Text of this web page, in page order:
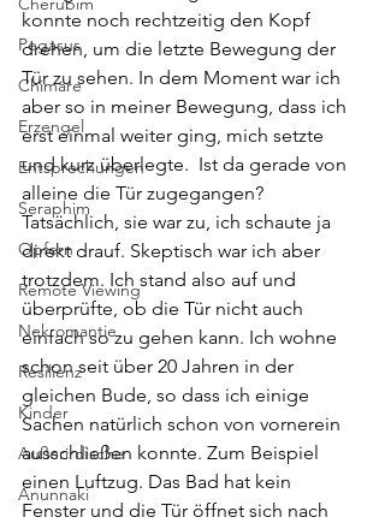
Pegasus
Chimäre
Erzengel
Entsprechungen
Seraphim
Opfern
Remote Viewing
Nekromantie
Resilienz
Kinder
Außerirdische
Anunnaki
konnte noch rechtzeitig den Kopf
drehen, um die letzte Bewegung der
Tür zu sehen. In dem Moment war ich
aber so in meiner Bewegung, dass ich
erst einmal weiter ging, mich setzte
und kurz überlegte.  Ist da gerade von
alleine die Tür zugegangen?
Tatsächlich, sie war zu, ich schaute ja
direkt drauf. Skeptisch war ich aber
trotzdem. Ich stand also auf und
überprüfte, ob die Tür nicht auch
einfach so zu gehen kann. Ich wohne
schon seit über 20 Jahren in der
gleichen Bude, so dass ich einige
Sachen natürlich schon von vornerein
ausschließen konnte. Zum Beispiel
einen Luftzug. Das Bad hat kein
Fenster und die Tür öffnet sich nach